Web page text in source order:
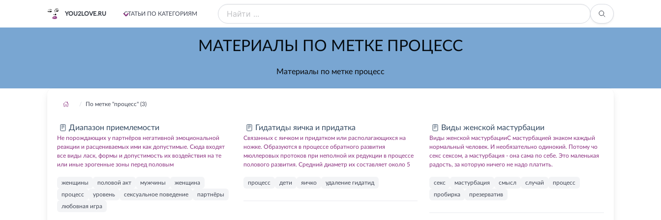
YOU2LOVE.RU СТАТЬИ ПО КАТЕГОРИЯМ
МАТЕРИАЛЫ ПО МЕТКЕ ПРОЦЕСС
Материалы по метке процесс
По метке "процесс" (3)
Диапазон приемлемости
Не порождающих у партнёров негативной эмоциональной
реакции и расцениваемых ими как допустимые. Сюда входят
все виды ласк, формы и допустимость их воздействия на те
или иные эрогенные зоны перед половым
женщины половой акт мужчины
женщина
процесс
уровень сексуальное поведение
партнёры
любовная игра
Гидатиды яичка и придатка
Связанных с яичком и придатком или располагающихся на
ножке. Образуются в процессе обратного развития
мюллеровых протоков при неполной их редукции в процессе
полового развития. Средний диаметр их составляет около 5
процесс дети яичко удаление гидатид
Виды женской мастурбации
Виды женской мастурбацииС мастурбацией знаком каждый
нормальный человек. И необязательно одинокий. Потому чо
секс сексом, а мастурбация - она сама по себе. Это маленькая
радость, за которую ничего не надо платить.
секс мастурбация смысл случай
процесс
пробирка
презерватив